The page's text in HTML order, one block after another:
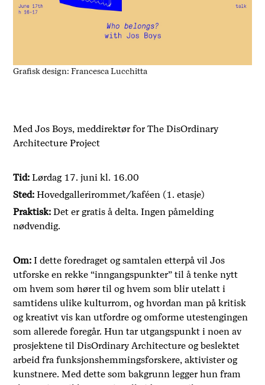
Grafisk design: Francesca Lucchitta
Med Jos Boys, meddirektør for The DisOrdinary
Architecture Project
Tid: Lørdag 17. juni kl. 16.00
Sted: Hovedgallerirommet/kaféen (1. etasje)
Praktisk: Det er gratis å delta. Ingen påmelding
nødvendig.
Om:I dette foredraget og samtalen etterpå vil Jos
utforske en rekke “inngangspunkter” til å tenke nytt
om hvem som hører til og hvem som blir utelatt i
samtidens ulike kulturrom, og hvordan man på kritisk
og kreativt vis kan utfordre og omforme utestengingen
som allerede foregår. Hun tar utgangspunkt i noen av
prosjektene til DisOrdinary Architecture og beslektet
arbeid fra funksjonshemmingsforskere, aktivister og
kunstnere. Med dette som bakgrunn legger hun fram